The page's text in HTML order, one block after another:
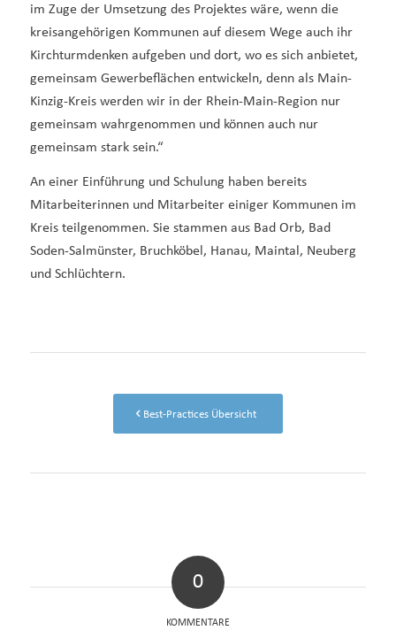
im Zuge der Umsetzung des Projektes wäre, wenn die
kreisangehörigen Kommunen auf diesem Wege auch ihr
Kirchturmdenken aufgeben und dort, wo es sich anbietet,
gemeinsam Gewerbeflächen entwickeln, denn als Main-
Kinzig-Kreis werden wir in der Rhein-Main-Region nur
gemeinsam wahrgenommen und können auch nur
gemeinsam stark sein.“
An einer Einführung und Schulung haben bereits
Mitarbeiterinnen und Mitarbeiter einiger Kommunen im
Kreis teilgenommen. Sie stammen aus Bad Orb, Bad
Soden-Salmünster, Bruchköbel, Hanau, Maintal, Neuberg
und Schlüchtern.
Best-Practices Übersicht
0
KOMMENTARE